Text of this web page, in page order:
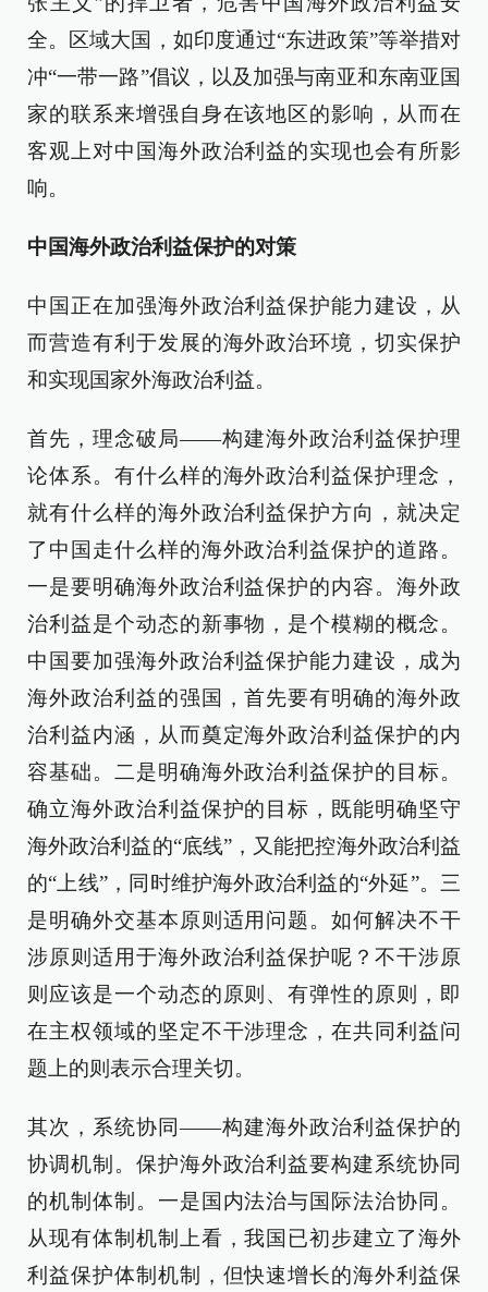
全。区域大国，如印度通过“东进政策”等举措对
冲“一带一路”倡议，以及加强与南亚和东南亚国
家的联系来增强自身在该地区的影响，从而在
客观上对中国海外政治利益的实现也会有所影
响。
中国海外政治利益保护的对策
中国正在加强海外政治利益保护能力建设，从
而营造有利于发展的海外政治环境，切实保护
和实现国家外海政治利益。
首先，理念破局——构建海外政治利益保护理
论体系。有什么样的海外政治利益保护理念，
就有什么样的海外政治利益保护方向，就决定
了中国走什么样的海外政治利益保护的道路。
一是要明确海外政治利益保护的内容。海外政
治利益是个动态的新事物，是个模糊的概念。
中国要加强海外政治利益保护能力建设，成为
海外政治利益的强国，首先要有明确的海外政
治利益内涵，从而奠定海外政治利益保护的内
容基础。二是明确海外政治利益保护的目标。
确立海外政治利益保护的目标，既能明确坚守
海外政治利益的“底线”，又能把控海外政治利益
的“上线”，同时维护海外政治利益的“外延”。三
是明确外交基本原则适用问题。如何解决不干
涉原则适用于海外政治利益保护呢？不干涉原
则应该是一个动态的原则、有弹性的原则，即
在主权领域的坚定不干涉理念，在共同利益问
题上的则表示合理关切。
其次，系统协同——构建海外政治利益保护的
协调机制。保护海外政治利益要构建系统协同
的机制体制。一是国内法治与国际法治协同。
从现有体制机制上看，我国已初步建立了海外
利益保护体制机制，但快速增长的海外利益保